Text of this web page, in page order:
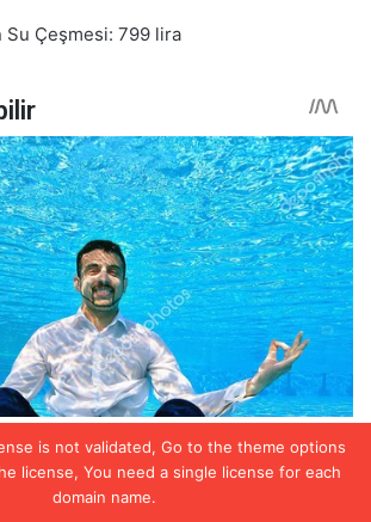
is not validated, Go to the theme options
license, You need a single license for each
domain name.
Su Çeşmesi: 799 lira